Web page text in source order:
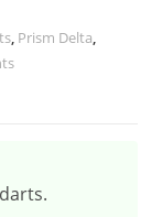
, Prism Delta,